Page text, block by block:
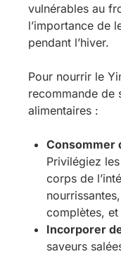
vulnérables au
l’importance de
pendant l’hiver.
Pour nourrir le
recommande de
alimentaires :
Consommer
Privilégiez
corps de
complètes, et
Incorporer
saveurs